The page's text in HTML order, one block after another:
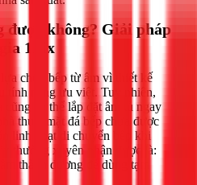
được không? Giải pháp
1Fix
chọn bếp từ âm vì thiết kế
tính năng ưu việt. Tuy nhiên,
cũng có thể lắp đặt âm tủ ngay
thuê, mặt đá bếp chưa được
linh hoạt di chuyển bếp khi
thường xuyên nhận được là:
thành dương để dùng tạm